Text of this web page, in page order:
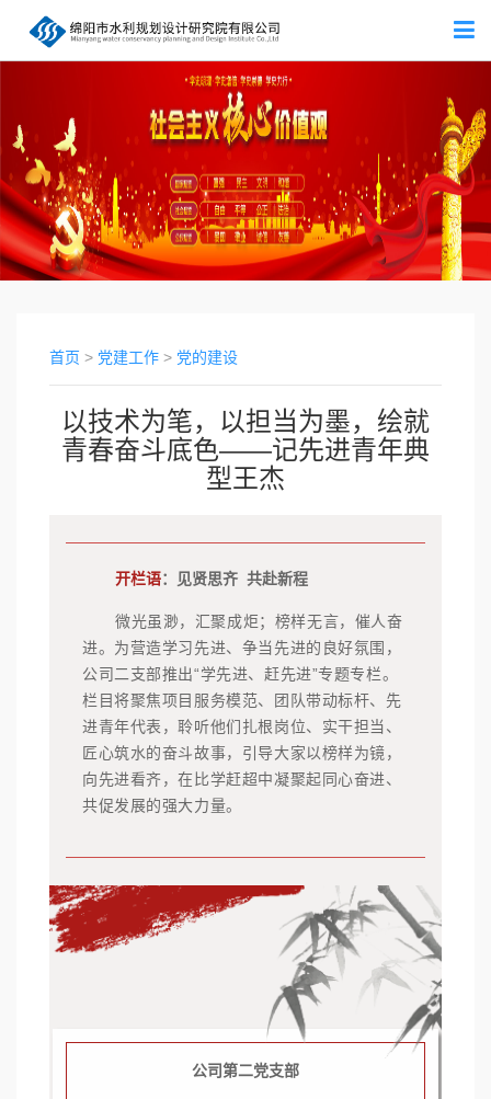
首页 > 党建工作 > 党的建设
以技术为笔，以担当为墨，绘就
青春奋斗底色——记先进青年典
型王杰
开栏语：见贤思齐 共赴新程
微光虽渺，汇聚成炬；榜样无言，催人奋
进。为营造学习先进、争当先进的良好氛围，
公司二支部推出“学先进、赶先进”专题专栏。
栏目将聚焦项目服务模范、团队带动标杆、先
进青年代表，聆听他们扎根岗位、实干担当、
匠心筑水的奋斗故事，引导大家以榜样为镜，
向先进看齐，在比学赶超中凝聚起同心奋进、
共促发展的强大力量。
公司第二党支部